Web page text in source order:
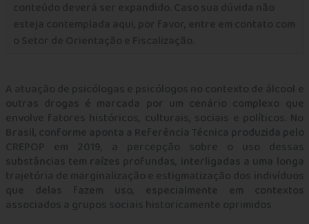
Gravação de Sessões e o uso de câmeras
Inscrição Principal e Secundária
Planos de Saúde
Prazo de Guarda e Descarte de Material
A atuação de psicólogas e psicólogos no contexto de álcool e
outras drogas é marcada por um cenário complexo que
envolve fatores históricos, culturais, sociais e políticos. No
Brasil, conforme aponta a Referência Técnica produzida pelo
CREPOP em 2019, a percepção sobre o uso dessas
substâncias tem raízes profundas, interligadas a uma longa
trajetória de marginalização e estigmatização dos indivíduos
que delas fazem uso, especialmente em contextos
associados a grupos sociais historicamente oprimidos